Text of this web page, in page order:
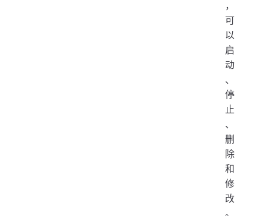
，
可
以
启
动
、
停
止
、
删
除
和
修
改
。